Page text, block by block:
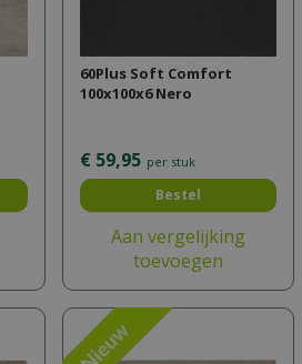
60Plus Soft Comfort
100x100x6 Nero
€ 59,95 per stuk
Bestel
Aan vergelijking
toevoegen